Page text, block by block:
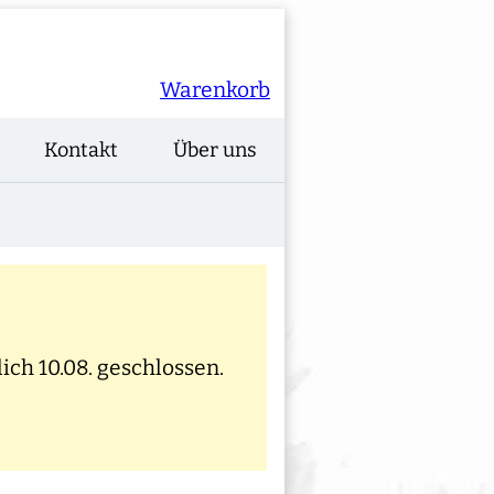
Warenkorb
Über uns
Kontakt
10.08. geschlossen.